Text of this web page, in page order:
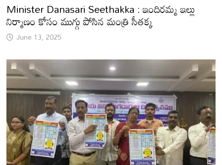
Minister Danasari Seethakka : ఇందిరమ్మ ఇల్లు
నిర్మాణం కోసం ముగ్గు పోసిన మంత్రి సీతక్క
June 13, 2025